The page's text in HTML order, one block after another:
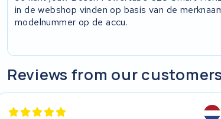
in de webshop vinden op basis van de
modelnummer op de accu.
Reviews from our customers